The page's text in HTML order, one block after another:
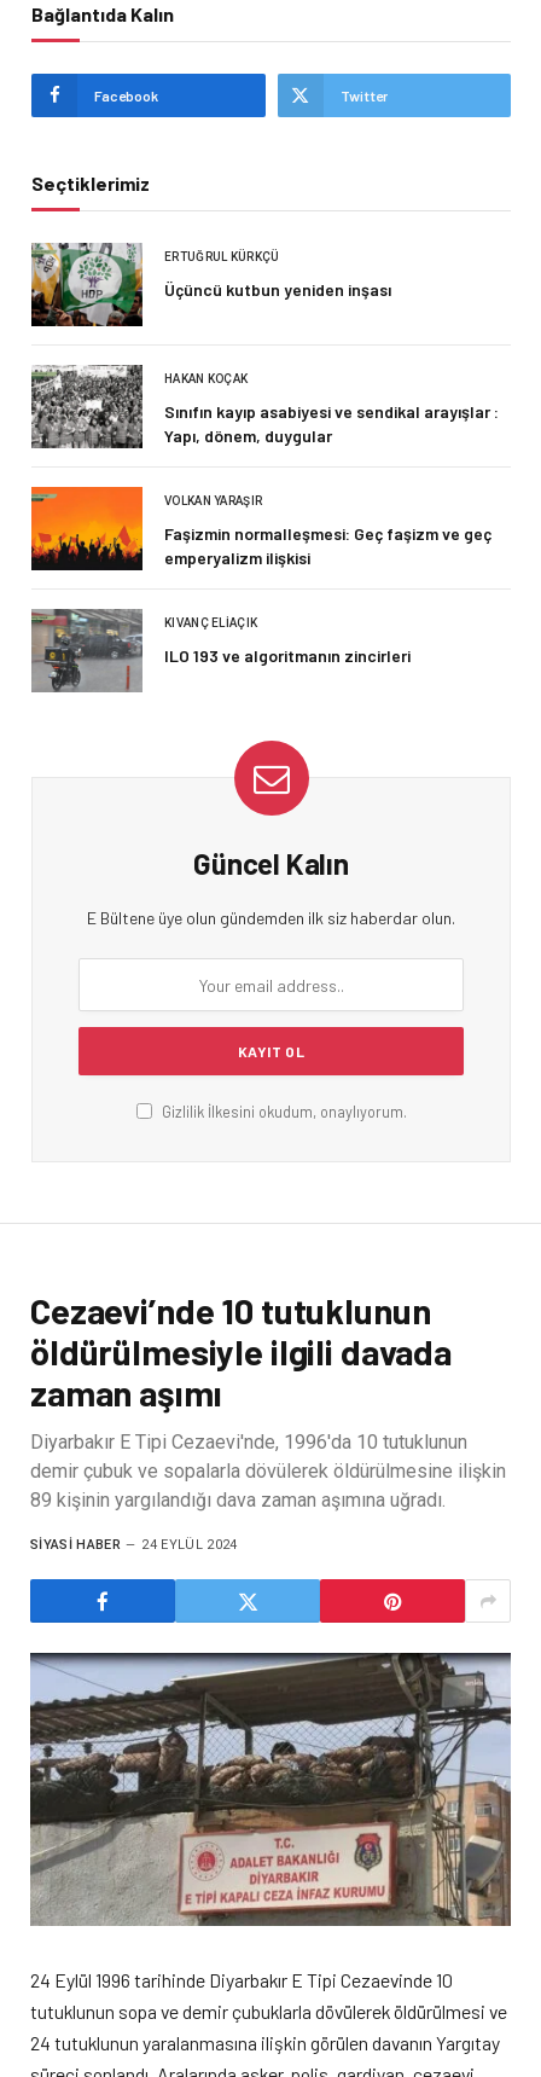
Bağlantıda Kalın
Facebook Twitter
Seçtiklerimiz
ERTUĞRUL KÜRKÇÜ
Üçüncü kutbun yeniden inşası
HAKAN KOÇAK
Sınıfın kayıp asabiyesi ve sendikal arayışlar :
Yapı, dönem, duygular
VOLKAN YARAŞIR
Faşizmin normalleşmesi: Geç faşizm ve geç
emperyalizm ilişkisi
KIVANÇ ELIAÇIK
ILO 193 ve algoritmanın zincirleri
Güncel Kalın
E Bültene üye olun gündemden ilk siz haberdar olun.
Gizlilik İlkesini okudum, onaylıyorum.
Cezaevi’nde 10 tutuklunun
öldürülmesiyle ilgili davada
zaman aşımı
Diyarbakır E Tipi Cezaevi'nde, 1996'da 10 tutuklunun
demir çubuk ve sopalarla dövülerek öldürülmesine ilişkin
89 kişinin yargılandığı dava zaman aşımına uğradı.
SIYASI HABER 24 EYLÜL 2024
24 Eylül 1996 tarihinde Diyarbakır E Tipi Cezaevinde 10
tutuklunun sopa ve demir çubuklarla dövülerek öldürülmesi ve
24 tutuklunun yaralanmasına ilişkin görülen davanın Yargıtay